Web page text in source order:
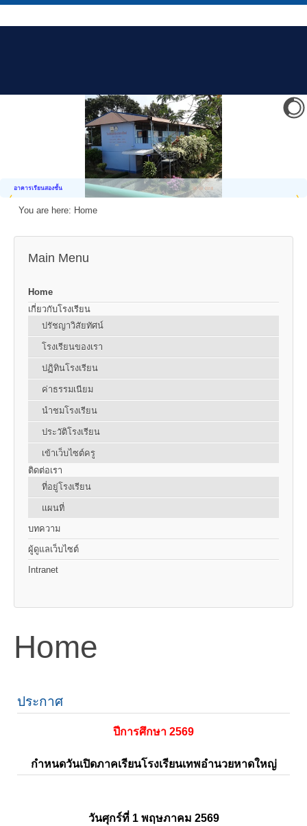
อาคารเรียนสองชั้น
You are here: Home
Main Menu
Home
เกี่ยวกับโรงเรียน
ปรัชญาวิสัยทัศน์
โรงเรียนของเรา
ปฏิทินโรงเรียน
ค่าธรรมเนียม
นำชมโรงเรียน
ประวัติโรงเรียน
เข้าเว็บไซต์ครู
ติดต่อเรา
ที่อยู่โรงเรียน
แผนที่
บทความ
ผู้ดูแลเว็บไซต์
Intranet
Home
ประกาศ
ปีการศึกษา 2569
กำหนดวันเปิดภาคเรียนโรงเรียนเทพอำนวยหาดใหญ่
วันศุกร์ที่ 1 พฤษภาคม 2569